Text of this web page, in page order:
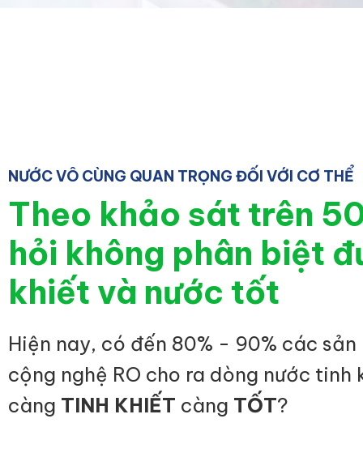
NƯỚC VÔ CÙNG QUAN TRỌNG ĐỐI VỚI CƠ THỂ
Theo khảo sát trên
hỏi không phân biệt
khiết và nước tốt
Hiện nay, có đến 80% - 90% các
cộng nghệ RO cho ra dòng nước
càng TINH KHIẾT càng TỐT?